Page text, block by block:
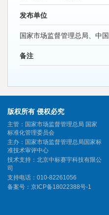
发布单位
国家市场监督管理总局、中
备注
版权所有 侵权必究
主管：国家市场监督管理总局 国家
标准化管理委员会
主办：国家市场监督管理总局国家标
准技术审评中心
技术支持：北京中标赛宇科技有限公
司
支持电话：010-82261056
备案号： 京ICP备18022388号-1